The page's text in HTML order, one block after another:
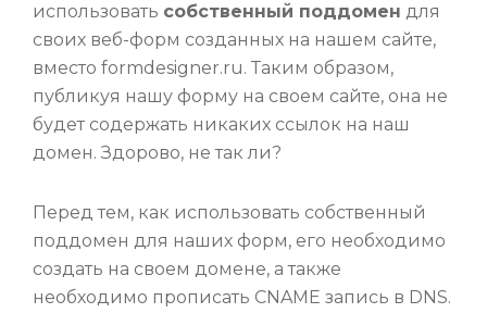
использовать собственный поддомен для
своих веб-форм созданных на нашем сайте,
вместо formdesigner.ru. Таким образом,
публикуя нашу форму на своем сайте, она не
будет содержать никаких ссылок на наш
домен. Здорово, не так ли?
Перед тем, как использовать собственный
поддомен для наших форм, его необходимо
создать на своем домене, а также
необходимо прописать CNAME запись в DNS.